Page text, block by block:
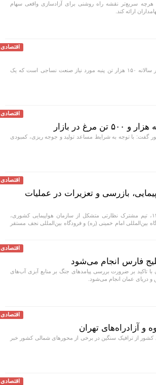
سریع‌تر نقشه راه روشنی برای آزادسازی واقعی سهام
ارائه کند.
اقتصادی
مدیر عامل صندوق پنبه گفت: براساس آمار سالانه ۱۵۰ هزار تن پنبه مورد نیاز صنعت نساجی است که یک
اقتصادی
در بازار
گفت: با توجه به شرایط مساعد تولید و جوجه ریزی، کمبودی
اقتصادی
بازرسی و تعزیرات در عملیات
با آغاز عملیات پروازی اربعین حسینی ۱۴۰۵، تیم مشترک نظارتی متشکل از سازمان هواپیمایی کشوری،
امام خمینی (ره) و فرودگاه بین‌المللی نجف مستقر
اقتصادی
تاکید بر ضرورت بررسی پیامد‌های جنگ بر منابع آبزی آب‌های
اقتصادی
و آزادراه‌های تهران
از ترافیک سنگین در برخی از محور‌های شمالی کشور خبر
اقتصادی